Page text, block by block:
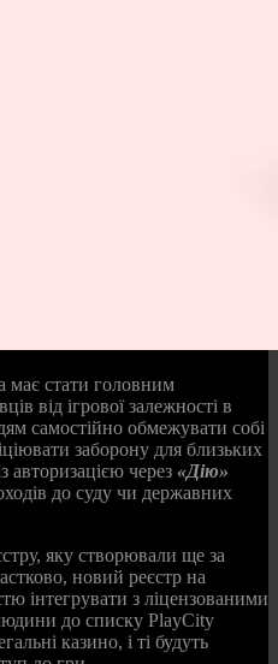
має стати головним
від ігрової залежності в
самостійно обмежувати собі
заборону для близьких
авторизацією через «Дію»
до суду чи державних
яку створювали ще за
новий реєстр на
інтегрувати з ліцензованими
до списку PlayCity
казино, і ті будуть